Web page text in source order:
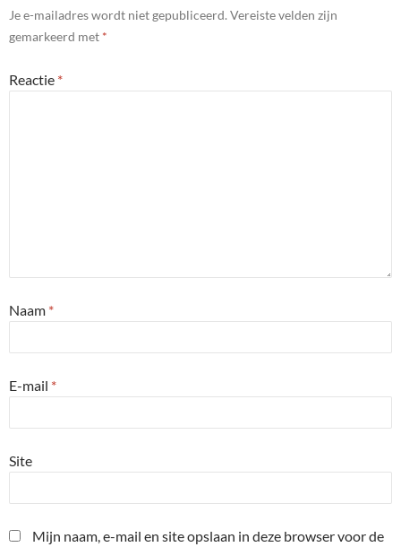
Je e-mailadres wordt niet gepubliceerd. Vereiste velden zijn
gemarkeerd met *
Reactie *
Naam *
E-mail *
Site
Mijn naam, e-mail en site opslaan in deze browser voor de